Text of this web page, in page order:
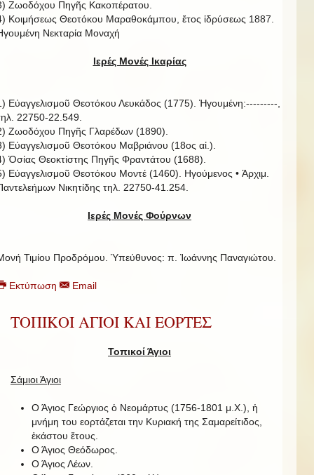
Ζωοδόχου Πηγῆς Κακοπέρατου.
Κοιμήσεως Θεοτόκου Μαραθοκάμπου, ἔτος ἱδρύσεως 1887.
Νεκταρία Μοναχή
Ιερές Μονές Ικαρίας
Εὐαγγελισμοῦ Θεοτόκου Λευκάδος (1775). Ἡγουμένη:---------,
22750-22.549.
Ζωοδόχου Πηγῆς Γλαρέδων (1890).
Εὐαγγελισμοῦ Θεοτόκου Μαβριάνου (18ος αἰ.).
Ὁσίας Θεοκτίστης Πηγῆς Φραντάτου (1688).
Εὐαγγελισμοῦ Θεοτόκου Μοντέ (1460). Ηγούμενος • Ἀρχιμ.
Νικητίδης τηλ. 22750-41.254.
Ιερές Μονές Φούρνων
Τιμίου Προδρόμου. Ὑπεύθυνος: π. Ἰωάννης Παναγιώτου.
Εκτύπωση Email
ΤΟΠΙΚΟΙ ΑΓΙΟΙ ΚΑΙ ΕΟΡΤΕΣ
Τοπικοί Άγιοι
Σάμιοι Άγιοι
Ο Άγιος Γεώργιος ὁ Νεομάρτυς (1756-1801 μ.Χ.), ἡ
μνήμη του εορτάζεται την Κυριακή της Σαμαρείτιδος,
ἑκάστου ἔτους.
Ο Άγιος Θεόδωρος.
Ο Άγιος Λέων.